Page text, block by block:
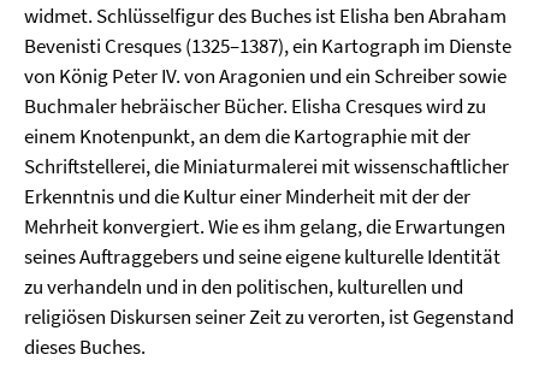
widmet. Schlüsselfigur des Buches ist Elisha ben Abraham
Bevenisti Cresques (1325–1387), ein Kartograph im Dienste
von König Peter IV. von Aragonien und ein Schreiber sowie
Buchmaler hebräischer Bücher. Elisha Cresques wird zu
einem Knotenpunkt, an dem die Kartographie mit der
Schriftstellerei, die Miniaturmalerei mit wissenschaftlicher
Erkenntnis und die Kultur einer Minderheit mit der der
Mehrheit konvergiert. Wie es ihm gelang, die Erwartungen
seines Auftraggebers und seine eigene kulturelle Identität
zu verhandeln und in den politischen, kulturellen und
religiösen Diskursen seiner Zeit zu verorten, ist Gegenstand
dieses Buches.